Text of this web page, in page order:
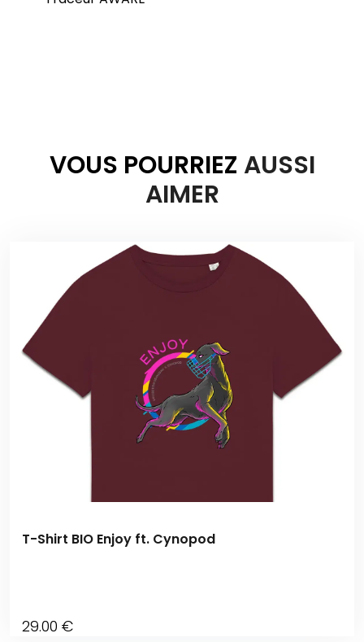
VOUS POURRIEZ AUSSI
AIMER
T-Shirt BIO Enjoy ft. Cynopod
29.00 €